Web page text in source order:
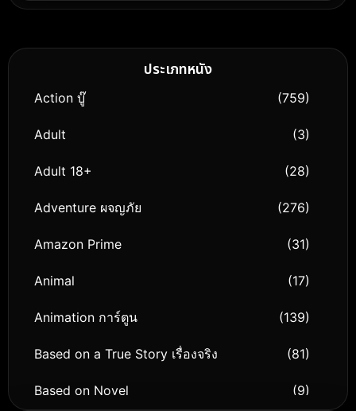
ประเภทหนัง
Action บู๊ (759)
Adult (3)
Adult 18+ (28)
Adventure ผจญภัย (276)
Amazon Prime (31)
Animal (17)
Animation การ์ตูน (139)
Based on a True Story เรื่องจริง (81)
Based on Novel (9)